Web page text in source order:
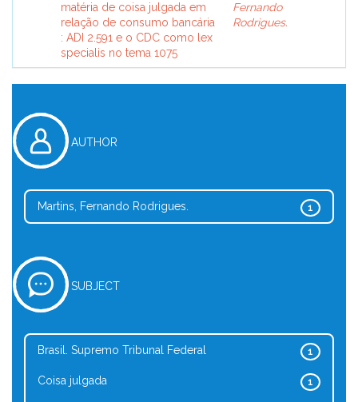
matéria de coisa julgada em
relação de consumo bancária
: ADI 2.591 e o CDC como lex
specialis no tema 1075
Fernando
Rodrigues.
AUTHOR
1
Martins, Fernando Rodrigues.
SUBJECT
1
Brasil. Supremo Tribunal Federal
1
Coisa julgada